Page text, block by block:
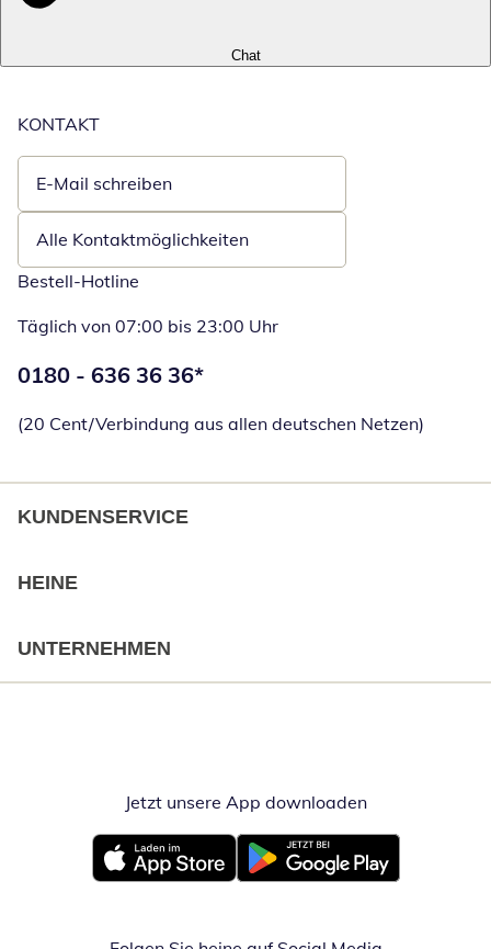
Chat
KONTAKT
E-Mail schreiben
Öffnet E-Mail-Client
Alle Kontaktmöglichkeiten
Bestell-Hotline
Täglich von 07:00 bis 23:00 Uhr
Telefonnummer:
0180 - 636 36 36*
(20 Cent/Verbindung aus allen deutschen Netzen)
KUNDENSERVICE
HEINE
UNTERNEHMEN
Jetzt unsere App downloadenÖffnet in
Öffnet in neuem FensterÖffnet in neuem Fenster